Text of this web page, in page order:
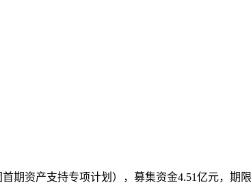
期资产支持专项计划），募集资金4.51亿元，期